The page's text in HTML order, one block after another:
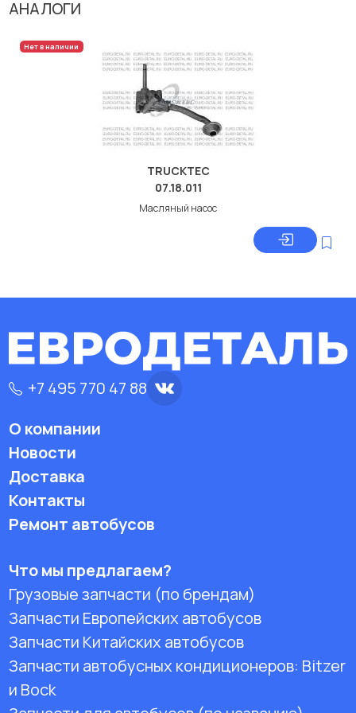
АНАЛОГИ
Нет в наличии
TRUCKTEC
07.18.011
Масляный насос
+7 495 770 47 88
О компании
Новости
Доставка
Контакты
Ремонт автобусов
Что мы предлагаем?
Грузовые запчасти (по брендам)
Запчасти Европейских автобусов
Запчасти Китайских автобусов
Запчасти автобусных кондиционеров: Bitzer
и Bock